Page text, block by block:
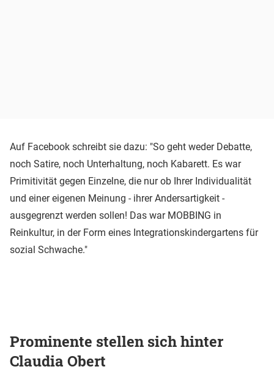
Auf Facebook schreibt sie dazu: "So geht weder Debatte,
noch Satire, noch Unterhaltung, noch Kabarett. Es war
Primitivität gegen Einzelne, die nur ob Ihrer Individualität
und einer eigenen Meinung - ihrer Andersartigkeit -
ausgegrenzt werden sollen! Das war MOBBING in
Reinkultur, in der Form eines Integrationskindergartens für
sozial Schwache."
Prominente stellen sich hinter
Claudia Obert